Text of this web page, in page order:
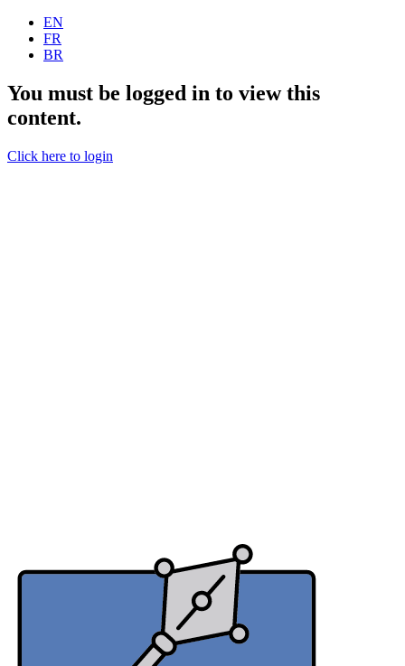
EN
FR
BR
You must be logged in to view this
content.
Click here to login